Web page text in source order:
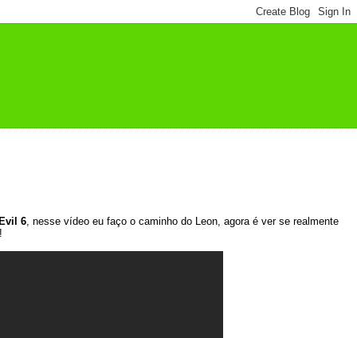
6, nesse vídeo eu faço o caminho do Leon, agora é ver se realmente